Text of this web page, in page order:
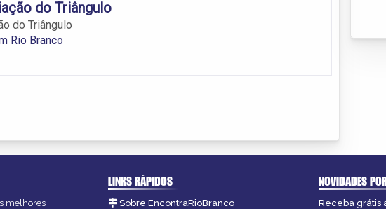
do Triângulo
do Triângulo
Rio Branco
melhores
LINKS RÁPIDOS
Sobre EncontraRioBranco
NOVIDADES
Receba grátis